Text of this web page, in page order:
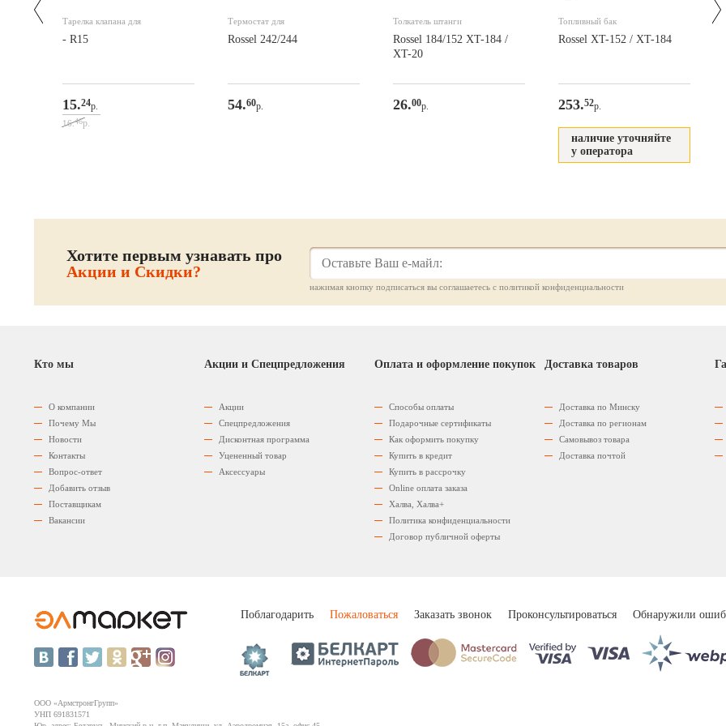
Тарелка клапана для
- R15
15.24р.
16.46р.
Термостат для
Rossel 242/244
54.60р.
Толкатель штанги
Rossel 184/152 XT-184 /
XT-20
26.00р.
Топливный бак
Rossel XT-152 / XT-184
253.52р.
наличие уточняйте
у оператора
Хотите первым узнавать про
Акции и Скидки?
нажимая кнопку подписаться вы соглашаетесь с политикой конфиденциальности
Кто мы
О компании
Почему Мы
Новости
Контакты
Вопрос-ответ
Добавить отзыв
Поставщикам
Вакансии
Акции и Спецпредложения
Акции
Спецпредложения
Дисконтная программа
Уцененный товар
Аксессуары
Оплата и оформление покупок
Способы оплаты
Подарочные сертификаты
Как оформить покупку
Купить в кредит
Купить в рассрочку
Оnline оплата заказа
Халва, Халва+
Политика конфиденциальности
Договор публичной оферты
Доставка товаров
Доставка по Минску
Доставка по регионам
Самовывоз товара
Доставка почтой
Поблагодарить Пожаловаться Заказать звонок Проконсультироваться Обнаружили
ООО «АрмстронгГрупп»
УНП 691831571